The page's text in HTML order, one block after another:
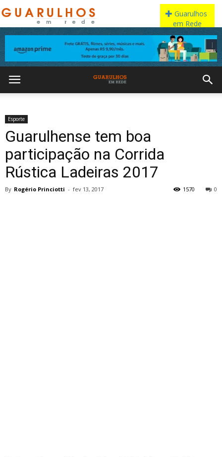
Esporte
Guarulhense tem boa
participação na Corrida
Rústica Ladeiras 2017
By Rogério Princiotti - fev 13, 2017 0
1570